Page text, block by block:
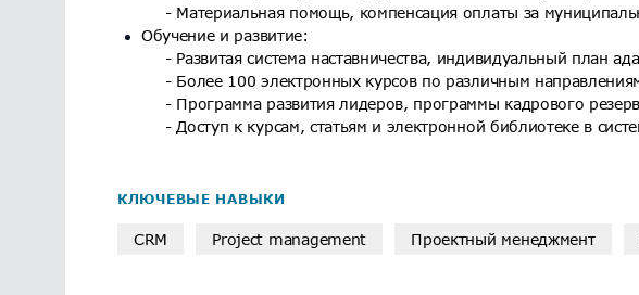
- Материальная помощь, компенсация оплаты за
Обучение и развитие:
- Развитая система наставничества, индивидуальный план
- Более 100 электронных курсов по различным
- Программа развития лидеров, программы кадрового
- Доступ к курсам, статьям и электронной библиотеке в
КЛЮЧЕВЫЕ НАВЫКИ
CRM Project management Проектный менеджмент